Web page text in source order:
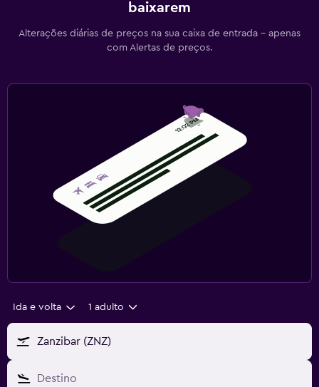
baixarem
Alterações diárias de preços na sua caixa de entrada - apenas
com Alertas de preços.
Ida e volta 1 adulto
Zanzibar (ZNZ)
Destino